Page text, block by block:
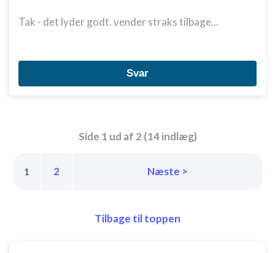
Tak - det lyder godt. vender straks tilbage...
Svar
Side 1 ud af 2 (14 indlæg)
1 2 Næste >
Tilbage til toppen